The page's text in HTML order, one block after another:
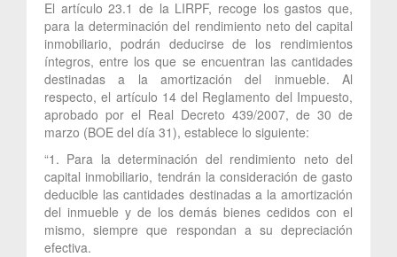
El artículo 23.1 de la LIRPF, recoge los gastos que,
para la determinación del rendimiento neto del capital
inmobiliario, podrán deducirse de los rendimientos
íntegros, entre los que se encuentran las cantidades
destinadas a la amortización del inmueble. Al
respecto, el artículo 14 del Reglamento del Impuesto,
aprobado por el Real Decreto 439/2007, de 30 de
marzo (BOE del día 31), establece lo siguiente:
“1. Para la determinación del rendimiento neto del
capital inmobiliario, tendrán la consideración de gasto
deducible las cantidades destinadas a la amortización
del inmueble y de los demás bienes cedidos con el
mismo, siempre que respondan a su depreciación
efectiva.